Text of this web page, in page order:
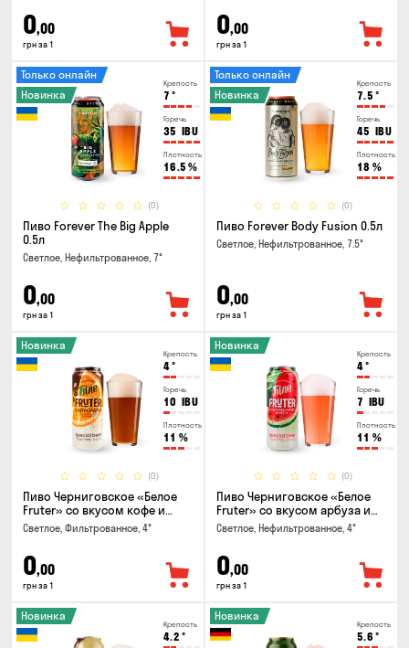
0,00
грн за 1
0,00
грн за 1
Крепость
7 °
Горечь
35 IBU
Плотность
16.5 %
(0)
Только онлайн
Новинка
Пиво Forever The Big Apple
0.5л
Светлое, Нефильтрованное, 7°
0,00
грн за 1
Крепость
7.5 °
Горечь
45 IBU
Плотность
18 %
(0)
Только онлайн
Новинка
Пиво Forever Body Fusion 0.5л
Светлое, Нефильтрованное, 7.5°
0,00
грн за 1
Крепость
4°
Горечь
10 IBU
Плотность
11 %
(0)
Новинка
Пиво Черниговское «Белое
Fruter» со вкусом кофе и
апельсина 0.5 л
Светлое, Фильтрованное, 4°
0,00
грн за 1
Крепость
4°
Горечь
7 IBU
Плотность
11 %
(0)
Новинка
Пиво Черниговское «Белое
Fruter» со вкусом арбуза и
мяты 0.5л
Светлое, Нефильтрованное, 4°
0,00
грн за 1
Крепость
4.2 °
Новинка
Крепость
5.6 °
Новинка